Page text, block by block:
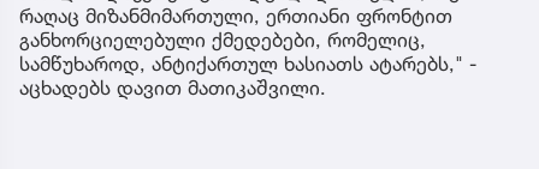
რაღაც მიზანმიმართული, ერთიანი ფრონტით
განხორციელებული ქმედებები, რომელიც,
სამწუხაროდ, ანტიქართულ ხასიათს ატარებს," -
აცხადებს დავით მათიკაშვილი.